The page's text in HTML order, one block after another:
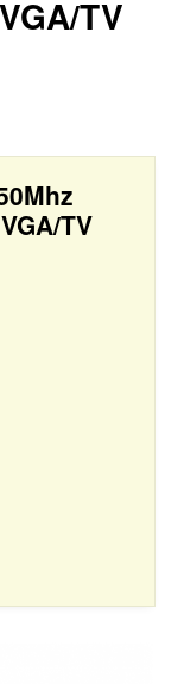
TV
TV